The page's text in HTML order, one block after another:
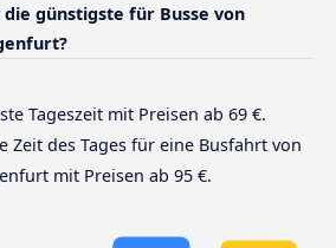
die günstigste für Busse von
Tageszeit mit Preisen ab 69 €.
Zeit des Tages für eine Busfahrt von
mit Preisen ab 95 €.